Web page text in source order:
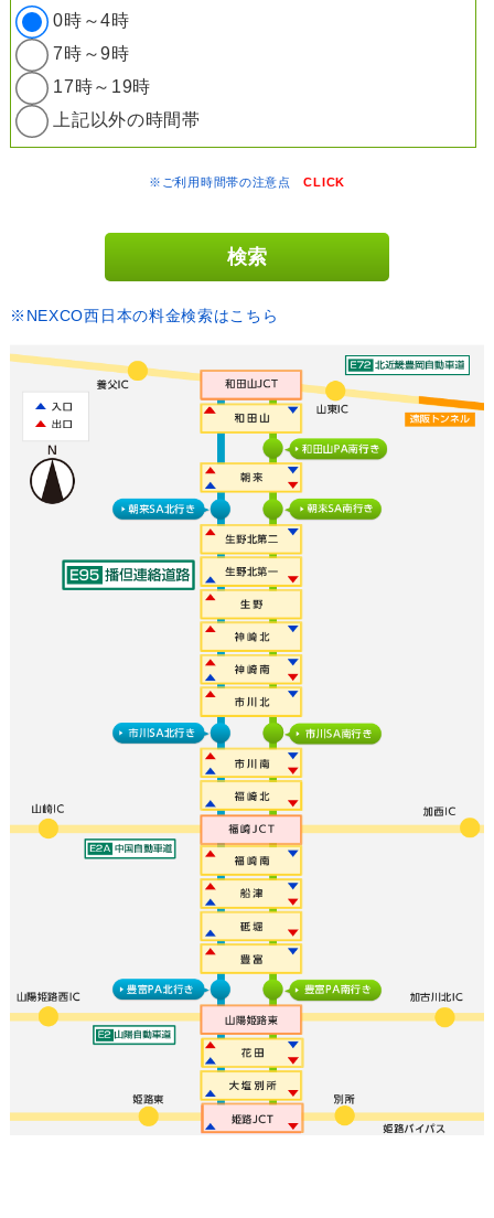
0時～4時
7時～9時
17時～19時
上記以外の時間帯
※ご利用時間帯の注意点CLICK
※NEXCO西日本の料金検索はこちら